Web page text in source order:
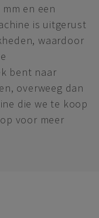
en een
is uitgerust
waardoor
bent naar
overweeg dan
die we te koop
voor meer